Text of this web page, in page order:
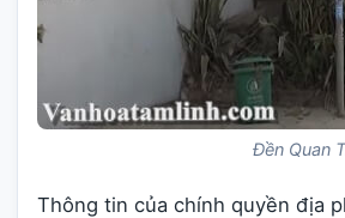
Đền Quan
Thông tin của chính quyền địa